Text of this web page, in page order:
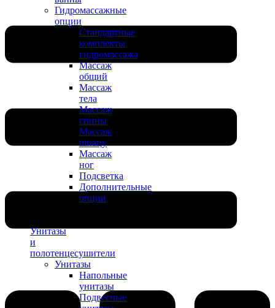
Гидромассажные
опции
Стандартные
комплекты
гидромассажа
Массаж
общий
Массаж
тела
Массаж
спины
Массаж
шиацу
Массаж
ног
Подсветка
Дополнительные
опции
Унитазы
и
полотенцесушители
Унитазы
Напольные
унитазы
Подвесные